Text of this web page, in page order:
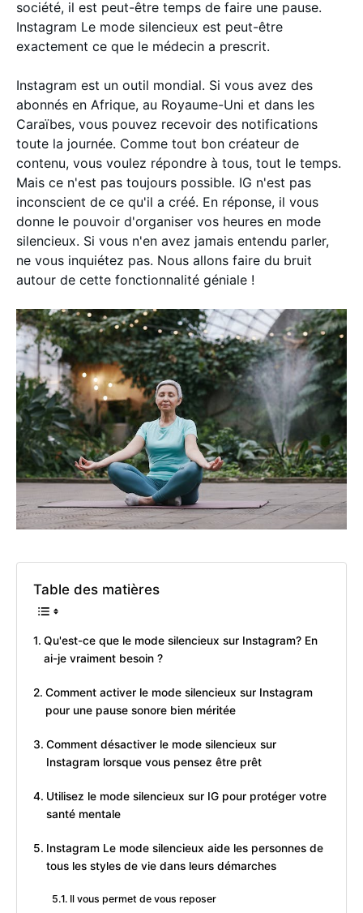
société, il est peut-être temps de faire une pause.
Instagram Le mode silencieux est peut-être
exactement ce que le médecin a prescrit.
Instagram est un outil mondial. Si vous avez des
abonnés en Afrique, au Royaume-Uni et dans les
Caraïbes, vous pouvez recevoir des notifications
toute la journée. Comme tout bon créateur de
contenu, vous voulez répondre à tous, tout le temps.
Mais ce n'est pas toujours possible. IG n'est pas
inconscient de ce qu'il a créé. En réponse, il vous
donne le pouvoir d'organiser vos heures en mode
silencieux. Si vous n'en avez jamais entendu parler,
ne vous inquiétez pas. Nous allons faire du bruit
autour de cette fonctionnalité géniale !
Table des matières
Qu'est-ce que le mode silencieux sur Instagram? En
ai-je vraiment besoin ?
Comment activer le mode silencieux sur Instagram
pour une pause sonore bien méritée
Comment désactiver le mode silencieux sur
Instagram lorsque vous pensez être prêt
Utilisez le mode silencieux sur IG pour protéger votre
santé mentale
Instagram Le mode silencieux aide les personnes de
tous les styles de vie dans leurs démarches
Il vous permet de vous reposer